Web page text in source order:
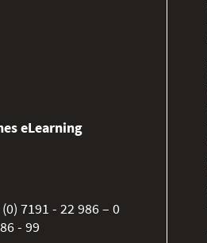
eLearning
7191 - 22 986 – 0
- 99